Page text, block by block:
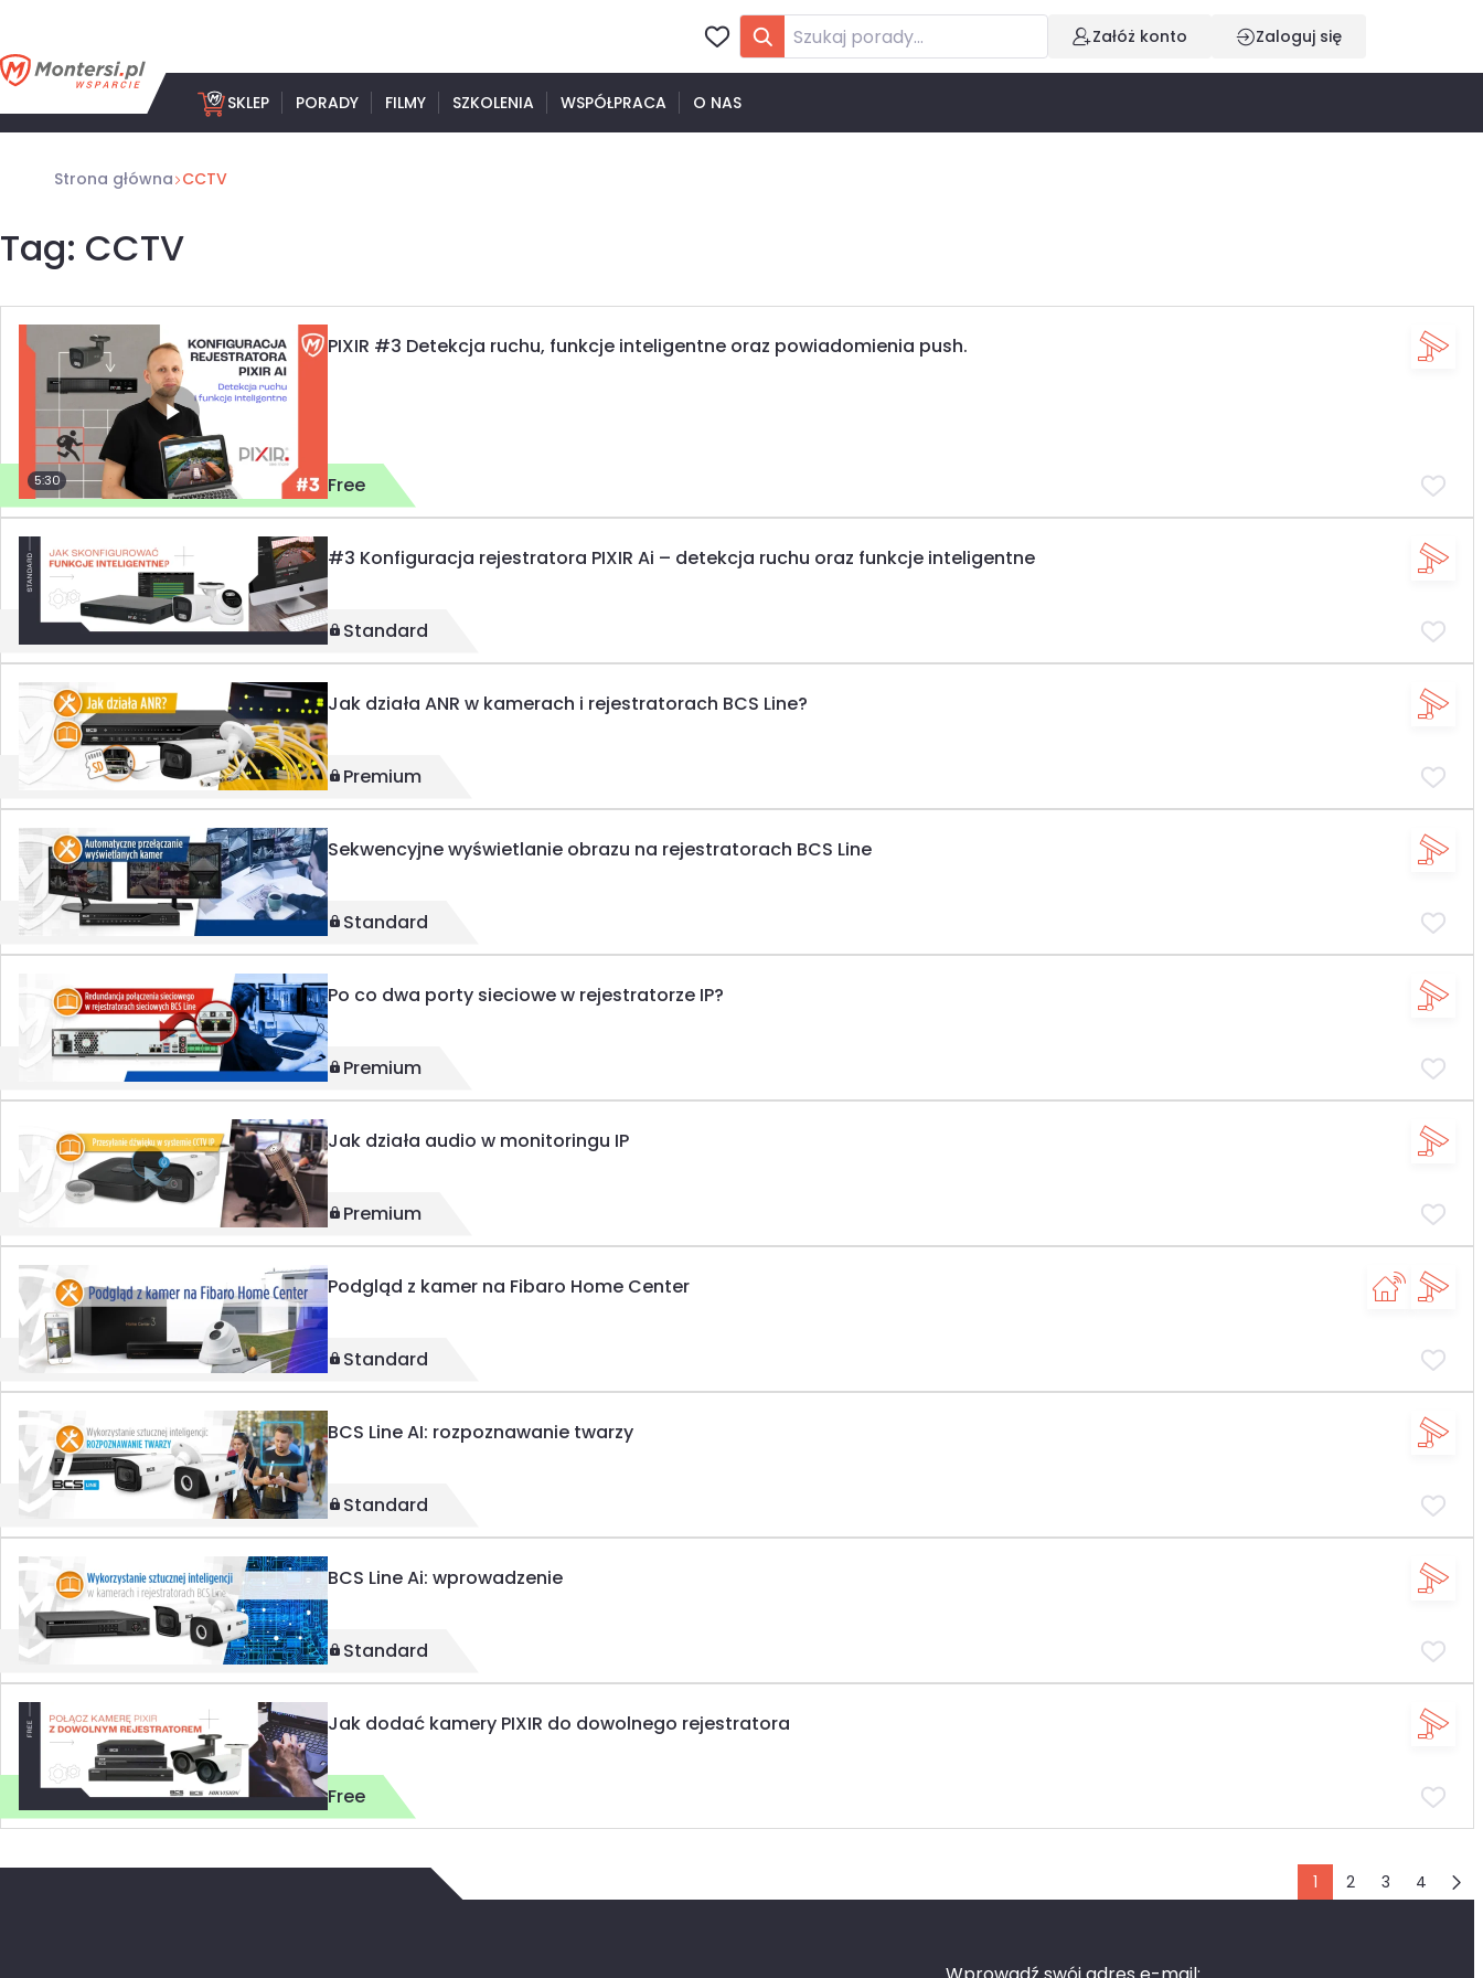
treści
Załóż konto Zaloguj się
SKLEP PORADY FILMY SZKOLENIA WSPÓŁPRACA O NAS
Strona główna CCTV
Tag: CCTV
5:30
PIXIR #3 Detekcja ruchu, funkcje inteligentne oraz powiadomienia push.
Free
#3 Konfiguracja rejestratora PIXIR Ai – detekcja ruchu oraz funkcje inteligentne
Standard
Jak działa ANR w kamerach i rejestratorach BCS Line?
Premium
Sekwencyjne wyświetlanie obrazu na rejestratorach BCS Line
Standard
Po co dwa porty sieciowe w rejestratorze IP?
Premium
Jak działa audio w monitoringu IP
Premium
Podgląd z kamer na Fibaro Home Center
Standard
BCS Line AI: rozpoznawanie twarzy
Standard
BCS Line Ai: wprowadzenie
Standard
Jak dodać kamery PIXIR do dowolnego rejestratora
Free
1 2 3 4